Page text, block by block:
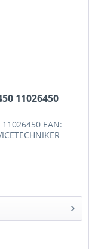
11026450
EAN: